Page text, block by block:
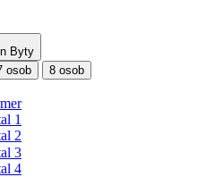
Byty
osob 8 osob
1
2
3
4